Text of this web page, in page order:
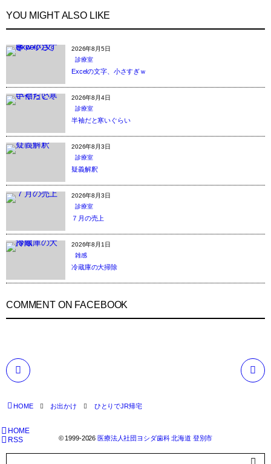
YOU MIGHT ALSO LIKE
2026年8月5日
診療室
Excelの文字、小さすぎｗ
2026年8月4日
診療室
半袖だと寒いぐらい
2026年8月3日
診療室
疑義解釈
2026年8月3日
診療室
７月の売上
2026年8月1日
雑感
冷蔵庫の大掃除
COMMENT ON FACEBOOK
HOME お出かけ ひとりでJR帰宅
© 1999-2026 医療法人社団ヨシダ歯科 北海道 登別市
HOME
RSS